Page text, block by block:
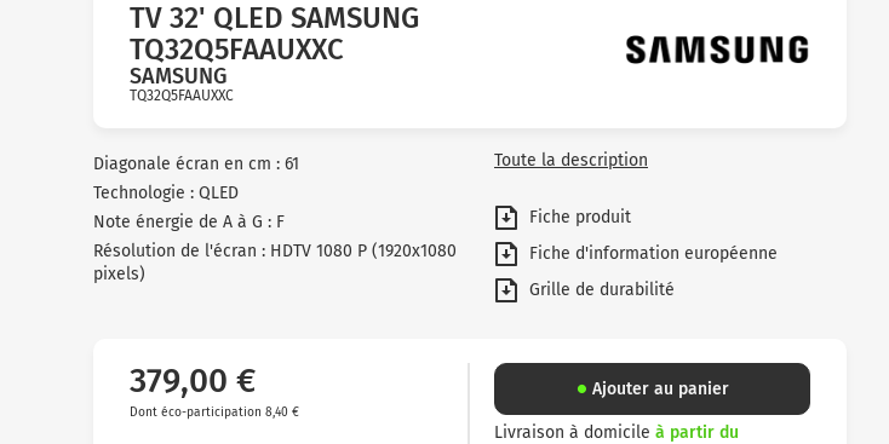
TV 32' QLED SAMSUNG
TQ32Q5FAAUXXC
SAMSUNG
TQ32Q5FAAUXXC
Diagonale écran en cm : 61
Technologie : QLED
Note énergie de A à G : F
Résolution de l'écran : HDTV 1080 P (1920x1080
pixels)
Toute la description
Fiche produit
Fiche d'information européenne
Grille de durabilité
379,00 €
Dont éco-participation 8,40 €
Ajouter au panier
Livraison à domicile à partir du